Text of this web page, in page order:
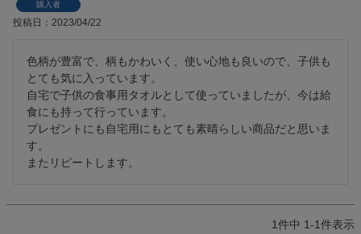
購入者
投稿日 2023/04/22
色柄が豊富で、柄もかわいく、使い心地も良いので、子供も
とても気に入っています。
自宅で子供の食事用タオルとして使っていましたが、今は給
食にも持って行っています。
プレゼントにも自宅用にもとても素晴らしい商品だと思いま
す。
またリピートします。
1件中 1-1件表示